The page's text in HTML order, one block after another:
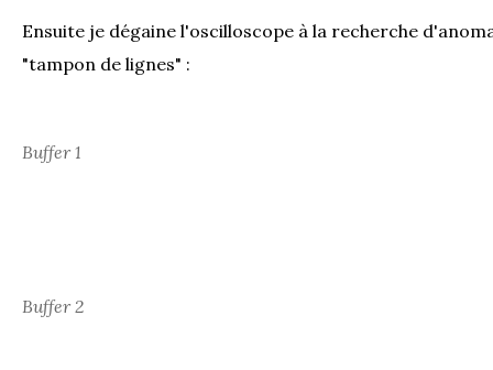
Ensuite je dégaine l'oscilloscope à la recherche
"tampon de lignes" :
Buffer 1
Buffer 2